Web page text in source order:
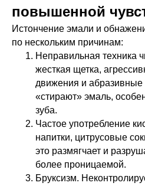
повышенной
Истончение эмали и
по нескольким причинам:
Неправильная техника
жесткая щетка,
движения и абразивные
«стирают» эмаль,
зуба.
Частое употребление
напитки, цитрусовые
это размягчает и
более проницаемой.
Бруксизм.